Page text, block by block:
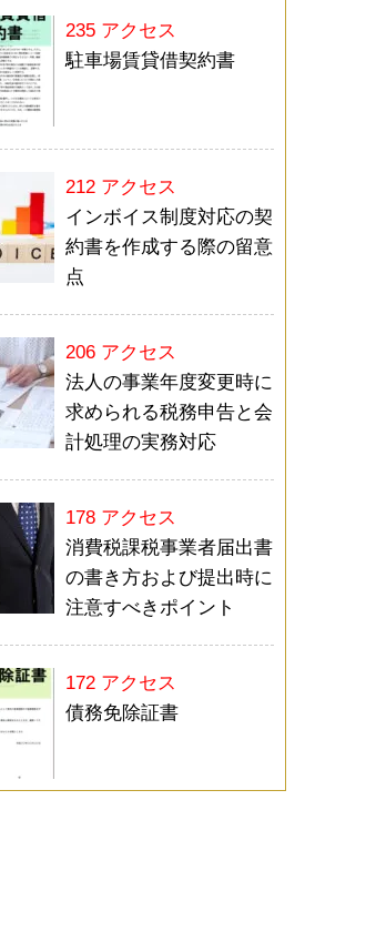
235 アクセス
駐車場賃貸借契約書
212 アクセス
インボイス制度対応の契
約書を作成する際の留意
点
206 アクセス
法人の事業年度変更時に
求められる税務申告と会
計処理の実務対応
178 アクセス
消費税課税事業者届出書
の書き方および提出時に
注意すべきポイント
172 アクセス
債務免除証書